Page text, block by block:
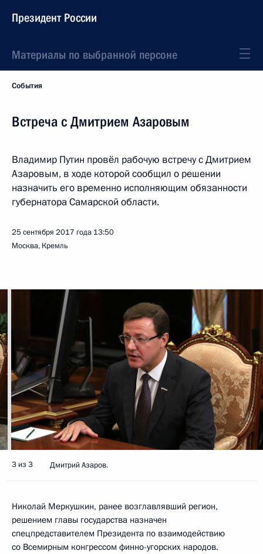
Президент России
Материалы по выбранной персоне
События
Встреча с Дмитрием Азаровым
Владимир Путин провёл рабочую встречу с Дмитрием
Азаровым, в ходе которой сообщил о решении
назначить его временно исполняющим обязанности
губернатора Самарской области.
25 сентября 2017 года 13:50
Москва, Кремль
3 из 3 Дмитрий Азаров.
Николай Меркушкин, ранее возглавлявший регион,
решением главы государства назначен
спецпредставителем Президента по взаимодействию
со Всемирным конгрессом финно-угорских народов.